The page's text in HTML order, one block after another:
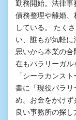
勤務開始。法律事
債務整理や離婚、
している。 たく
い、誰もが気軽に
思いから本業の
在もパラリーガル
「シーラカンス
書に「現役パラ
め。お金をかけず
良い事務所の探し